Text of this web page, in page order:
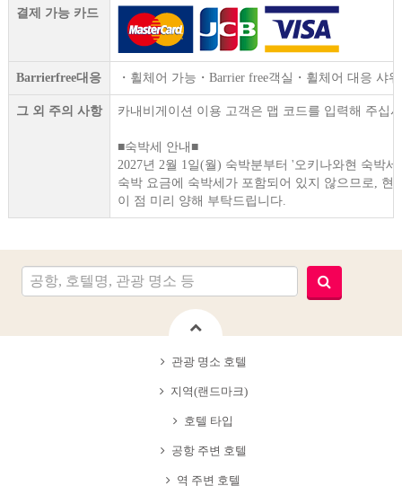
결제 가능 카드
Barrierfree대응 ・휠체어 가능・Barrier free객실・휠체어 대응 샤
그 외 주의 사항 카내비게이션 이용 고객은 맵 코드를 입력해 주십
■숙박세 안내■
2027년 2월 1일(월) 숙박분부터 '오키나와현 숙박
숙박 요금에 숙박세가 포함되어 있지 않으므로, 현
이 점 미리 양해 부탁드립니다.
관광 명소 호텔
지역(랜드마크)
호텔 타입
공항 주변 호텔
역 주변 호텔